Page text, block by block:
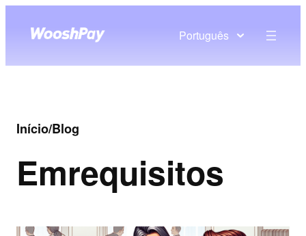
Português
Início/Blog
Emrequisitos